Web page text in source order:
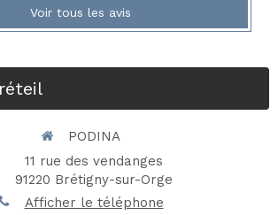
Voir tous les avis
PODINA
11 rue des vendanges
91220 Brétigny-sur-Orge
Afficher le téléphone